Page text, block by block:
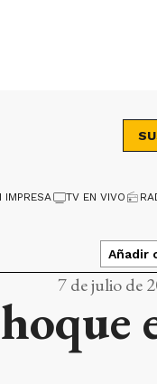
IMPRESA TV EN VIVO
Añadir
7 de julio de